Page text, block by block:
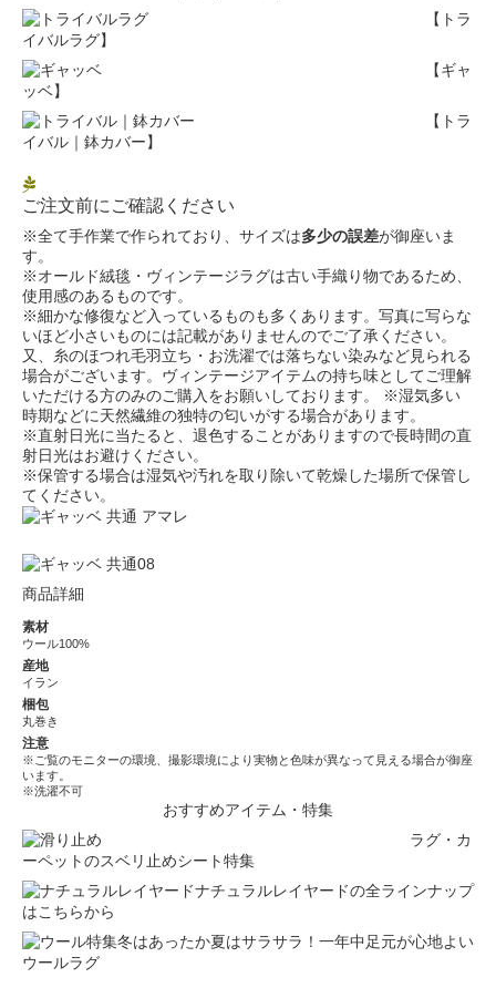
【トラ
イバルラグ】
【ギャ
ッベ】
【トラ
イバル｜鉢カバー】
ご注文前にご確認ください
※全て手作業で作られており、サイズは多少の誤差が御座いま
す。
※オールド絨毯・ヴィンテージラグは古い手織り物であるため、
使用感のあるものです。
※細かな修復など入っているものも多くあります。写真に写らな
いほど小さいものには記載がありませんのでご了承ください。
又、糸のほつれ毛羽立ち・お洗濯では落ちない染みなど見られる
場合がございます。ヴィンテージアイテムの持ち味としてご理解
いただける方のみのご購入をお願いしております。 ※湿気多い
時期などに天然繊維の独特の匂いがする場合があります。
※直射日光に当たると、退色することがありますので長時間の直
射日光はお避けください。
※保管する場合は湿気や汚れを取り除いて乾燥した場所で保管し
てください。
商品詳細
素材
ウール100%
産地
イラン
梱包
丸巻き
注意
※ご覧のモニターの環境、撮影環境により実物と色味が異なって見える場合が御座
います。
※洗濯不可
おすすめアイテム・特集
ラグ・カ
ーペットのスベリ止めシート特集
ナチュラルレイヤードの全ラインナップ
はこちらから
冬はあったか夏はサラサラ！一年中足元が心地よい
ウールラグ